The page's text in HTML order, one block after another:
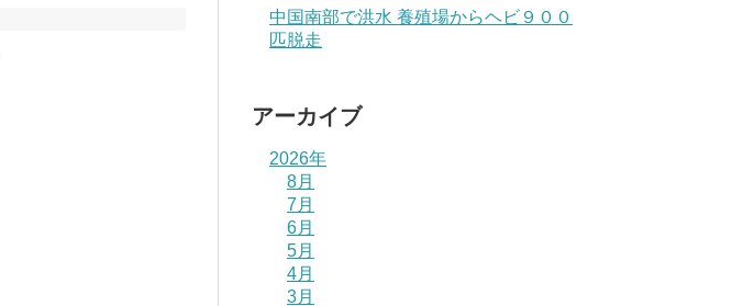
中国南部で洪水 養殖場からヘビ９００
匹脱走
アーカイブ
2026年
8月
7月
6月
5月
4月
3月